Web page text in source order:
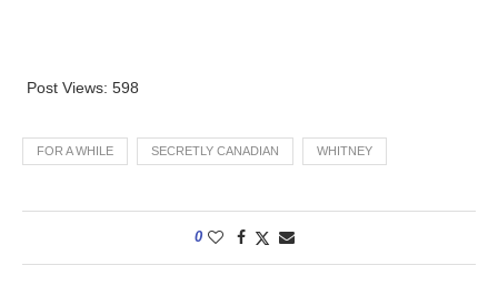
Post Views: 598
FOR A WHILE SECRETLY CANADIAN WHITNEY
0